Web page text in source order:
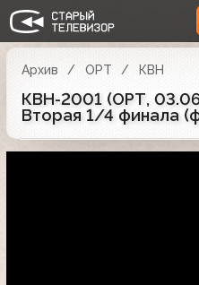
Архив ОРТ КВН
КВН-2001 (ОРТ,
Вторая 1/4 финала